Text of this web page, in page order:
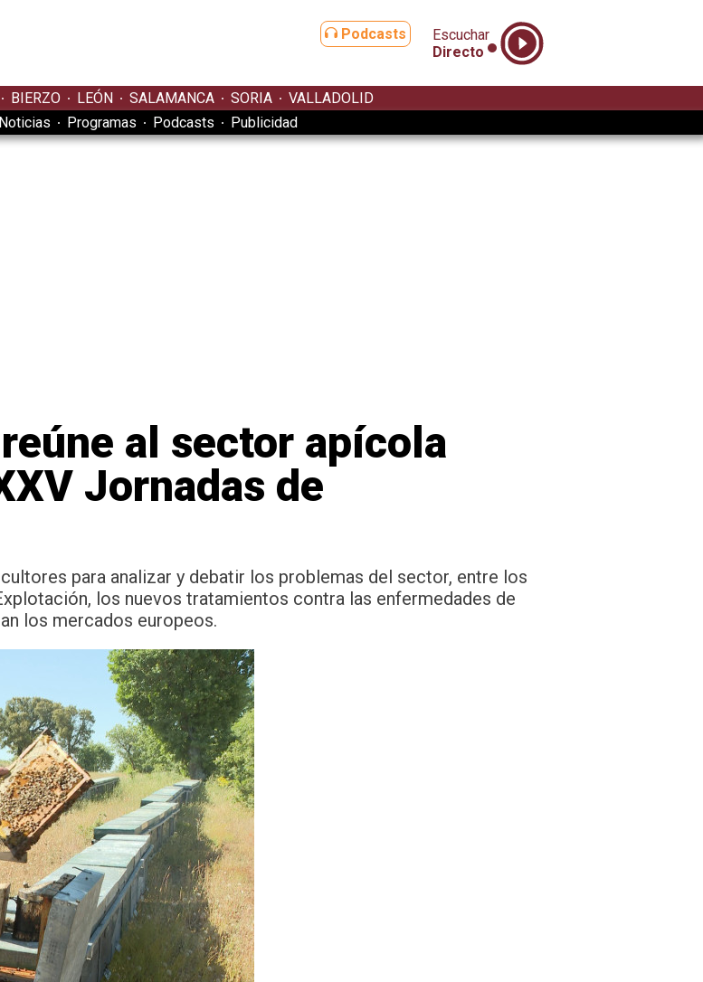
Podcasts
Escuchar
Directo
BIERZO LEÓN SALAMANCA SORIA
VALLADOLID
Noticias Programas Podcasts Publicidad
al sector apícola
Jornadas de
para analizar y debatir los problemas del sector, entre los
los nuevos tratamientos contra las enfermedades de
los mercados europeos.